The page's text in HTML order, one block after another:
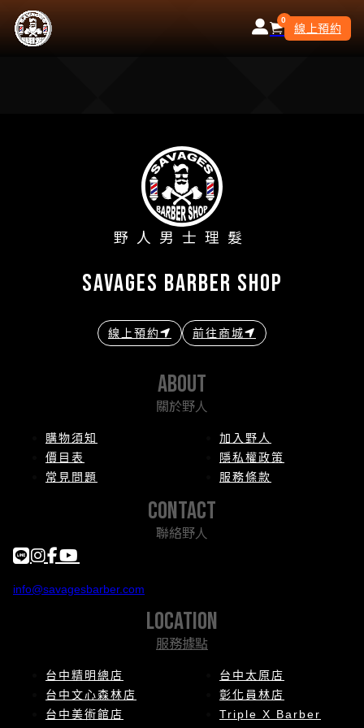
0
線上預約
野人男士理髮
savages barber shop
線上預約 前往商城
about
關於野人
購物須知
價目表
常見問題
加入野人
隱私權政策
服務條款
contact
聯絡野人
info@savagesbarber.com
location
服務據點
台中精明總店
台中文心森林店
台中美術館店
台中太原店
彰化員林店
Triple X Barber